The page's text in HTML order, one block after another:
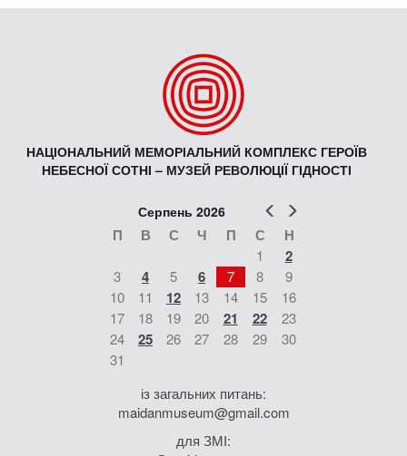
НАЦІОНАЛЬНИЙ МЕМОРІАЛЬНИЙ КОМПЛЕКС ГЕРОЇВ
НЕБЕСНОЇ СОТНІ – МУЗЕЙ РЕВОЛЮЦІЇ ГІДНОСТІ
Попер
Серпень 2026
П В С Ч П С Н
1 2
3 4 5 6 7 8
9
10
11 12 13 14 15
16
17
18 19 20 21 22
23
24
25 26 27 28 29
30
31
із загальних питань:
maidanmuseum@gmail.com
для ЗМІ: